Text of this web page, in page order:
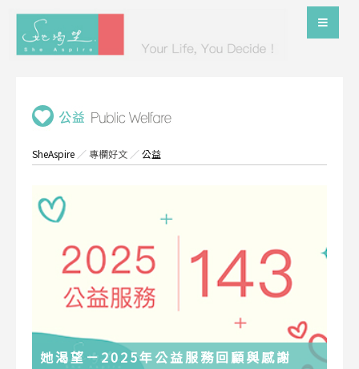
SheAspire ／專欄好文 ／公益
她渴望－2025年公益服務回顧與感謝